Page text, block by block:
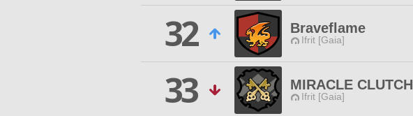
32
Braveflame
Ifrit [Gaia]
33
MIRACLE CLUTCH
Ifrit [Gaia]